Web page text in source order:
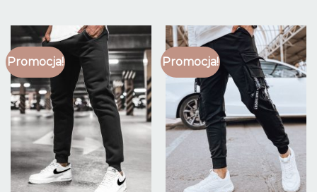
Promocja! Promocja!